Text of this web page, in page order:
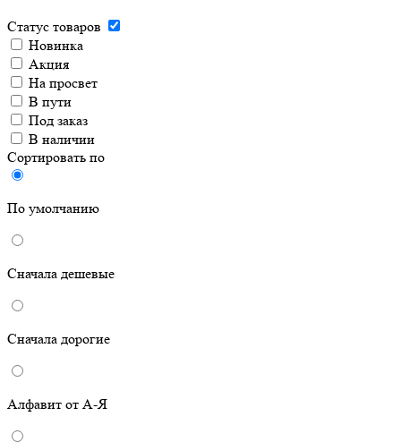
Статус товаров
Новинка
Акция
На просвет
В пути
Под заказ
В наличии
Сортировать по
По умолчанию
Сначала дешевые
Сначала дорогие
Алфавит от А-Я